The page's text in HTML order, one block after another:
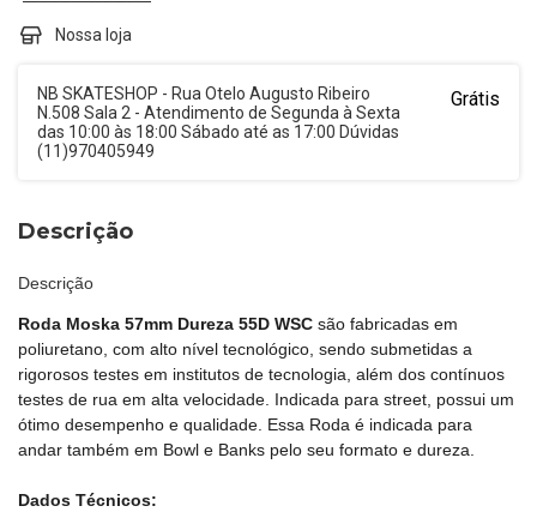
Nossa loja
NB SKATESHOP - Rua Otelo Augusto Ribeiro
N.508 Sala 2 - Atendimento de Segunda à Sexta
das 10:00 às 18:00 Sábado até as 17:00 Dúvidas
(11)970405949
Grátis
Descrição
Descrição
Roda Moska 57mm Dureza 55D WSC são fabricadas em
poliuretano, com alto nível tecnológico, sendo submetidas a
rigorosos testes em institutos de tecnologia, além dos contínuos
testes de rua em alta velocidade. Indicada para street, possui um
ótimo desempenho e qualidade. Essa Roda é indicada para
andar também em Bowl e Banks pelo seu formato e dureza.
Dados Técnicos: